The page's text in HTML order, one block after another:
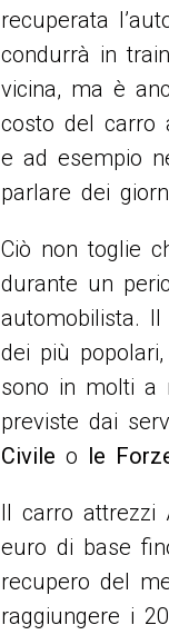
recuperata
condurrà in
vicina, ma è
costo del carro
e ad esempio
parlare dei
Ciò non toglie
durante un
automobilista.
dei più
sono in molti a
previste dai
Civile o le
Il carro attrezzi
euro di base
recupero del
raggiungere i